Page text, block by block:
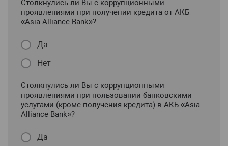
Столкнулись ли Вы с коррупционными
проявлениями при получении кредита от АКБ
«Asia Alliance Bank»?
Да
Нет
Столкнулись ли Вы с коррупционными
проявлениями при пользовании банковскими
услугами (кроме получения кредита) в АКБ «Asia
Alliance Bank»?
Да